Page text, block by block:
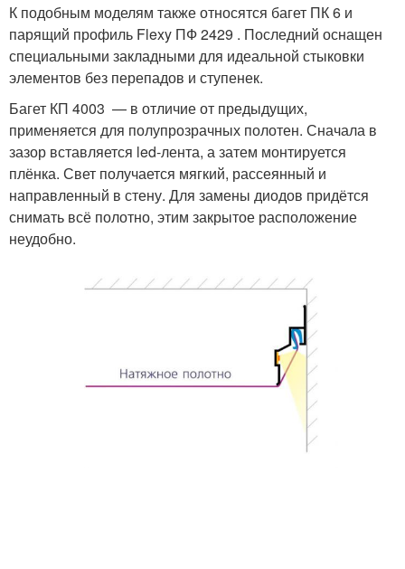
К подобным моделям также относятся багет ПК 6 и
парящий профиль Flexy ПФ 2429 . Последний оснащен
специальными закладными для идеальной стыковки
элементов без перепадов и ступенек.
Багет КП 4003 — в отличие от предыдущих,
применяется для полупрозрачных полотен. Сначала в
зазор вставляется led-лента, а затем монтируется
плёнка. Свет получается мягкий, рассеянный и
направленный в стену. Для замены диодов придётся
снимать всё полотно, этим закрытое расположение
неудобно.